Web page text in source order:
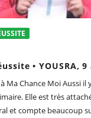
• YOUSRA, 9
Ma Chance Moi Aussi il
Elle est très
et compte beaucoup